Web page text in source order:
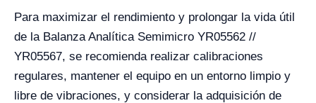
Para maximizar el rendimiento y prolongar la vida útil
de la Balanza Analítica Semimicro YR05562 //
YR05567, se recomienda realizar calibraciones
regulares, mantener el equipo en un entorno limpio y
libre de vibraciones, y considerar la adquisición de